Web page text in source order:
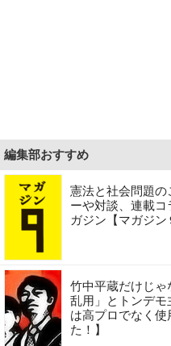
編集部おすすめ
憲法と社会問題の
ーや対談、連載
ガジン【マガジン
竹中平蔵だけじ
乱用」とトンデ
は高プロでなく
た！】